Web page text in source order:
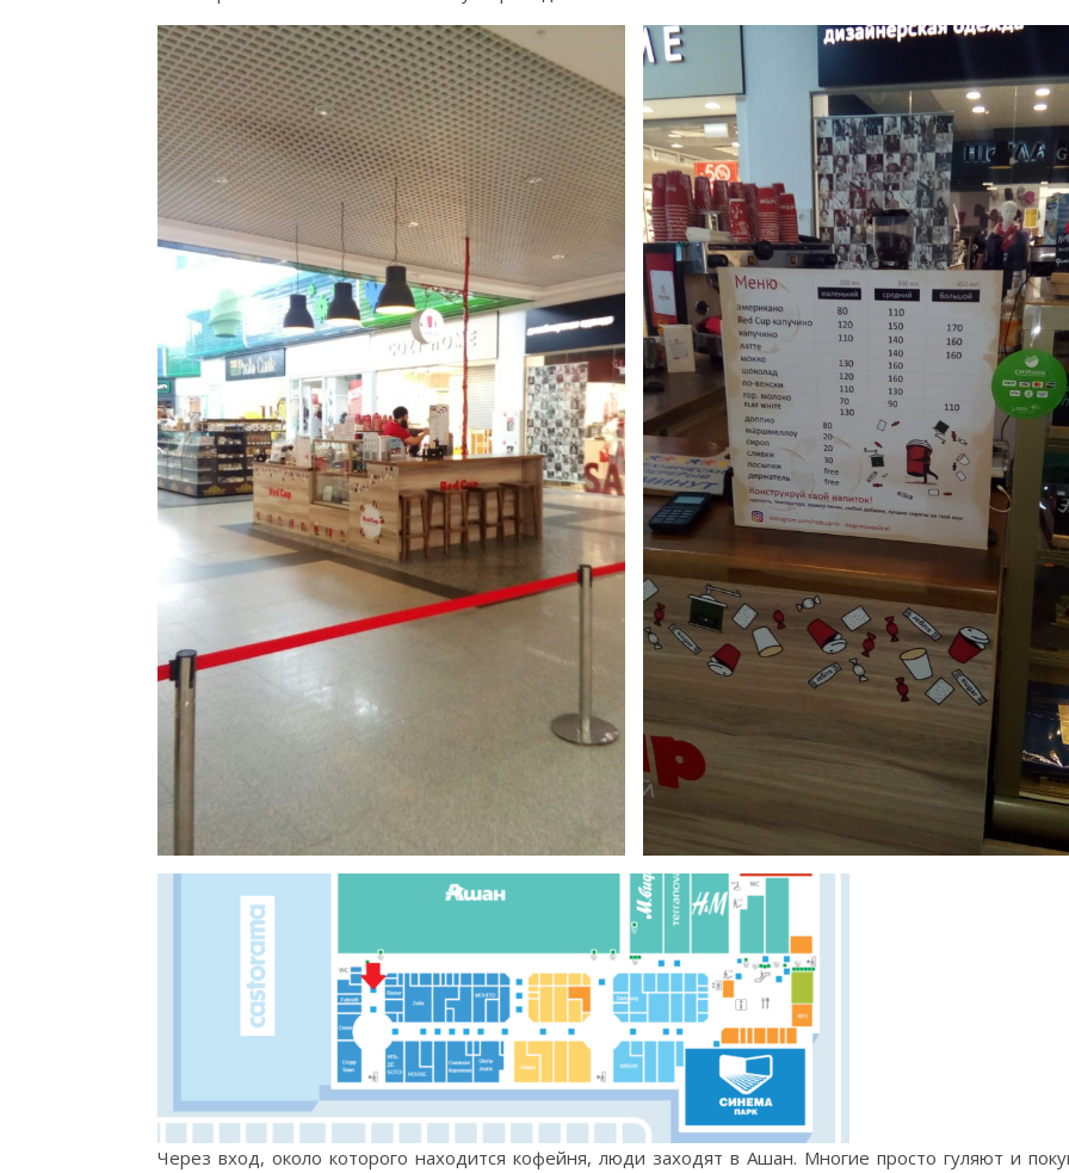
Через вход, около которого находится кофейня, люди заходят в Ашан. Многие просто гуляют и